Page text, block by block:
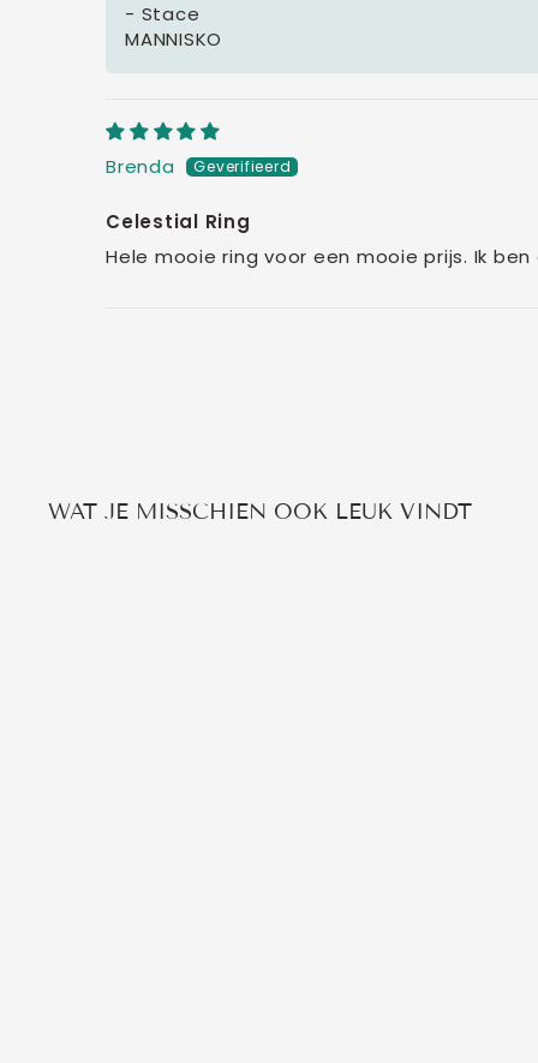
- Stace
MANNISKO
Brenda
Celestial Ring
Hele mooie ring voor een mooie prijs. Ik
WAT JE MISSCHIEN OOK LEUK VINDT